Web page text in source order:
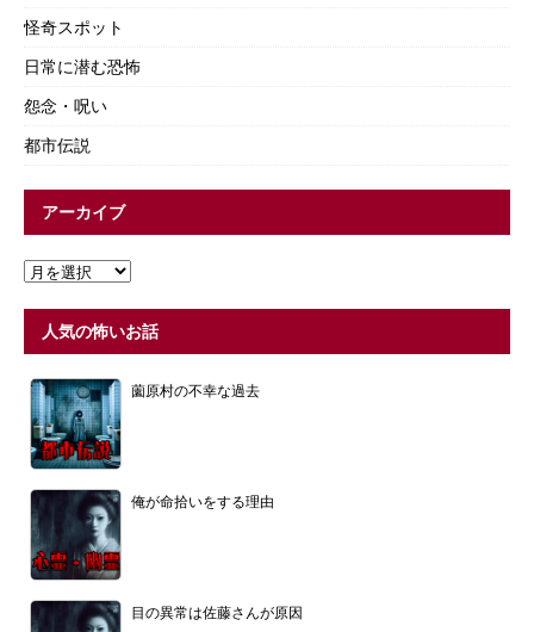
怪奇スポット
日常に潜む恐怖
怨念・呪い
都市伝説
アーカイブ
人気の怖いお話
薗原村の不幸な過去
俺が命拾いをする理由
目の異常は佐藤さんが原因